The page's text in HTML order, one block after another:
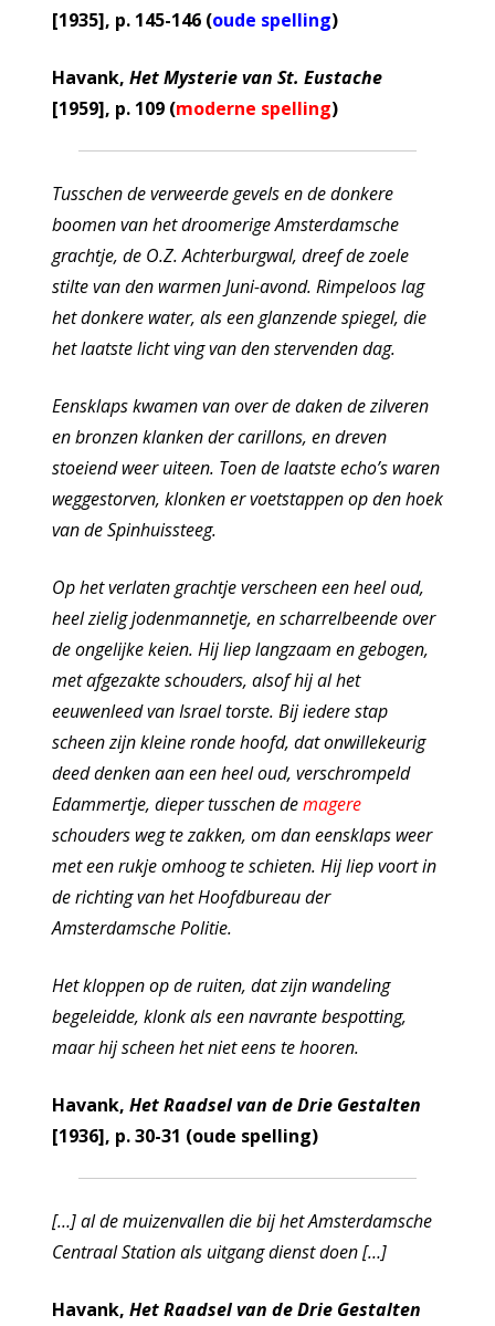
[1935], p. 145-146 (oude spelling)
Havank, Het Mysterie van St. Eustache
[1959], p. 109 (moderne spelling)
Tusschen de verweerde gevels en de donkere
boomen van het droomerige Amsterdamsche
grachtje, de O.Z. Achterburgwal, dreef de zoele
stilte van den warmen Juni-avond. Rimpeloos lag
het donkere water, als een glanzende spiegel, die
het laatste licht ving van den stervenden dag.
Eensklaps kwamen van over de daken de zilveren
en bronzen klanken der carillons, en dreven
stoeiend weer uiteen. Toen de laatste echo’s waren
weggestorven, klonken er voetstappen op den hoek
van de Spinhuissteeg.
Op het verlaten grachtje verscheen een heel oud,
heel zielig jodenmannetje, en scharrelbeende over
de ongelijke keien. Hij liep langzaam en gebogen,
met afgezakte schouders, alsof hij al het
eeuwenleed van Israel torste. Bij iedere stap
scheen zijn kleine ronde hoofd, dat onwillekeurig
deed denken aan een heel oud, verschrompeld
Edammertje, dieper tusschen demagere
schouders weg te zakken, om dan eensklaps weer
met een rukje omhoog te schieten. Hij liep voort in
de richting van het Hoofdbureau der
Amsterdamsche Politie.
Het kloppen op de ruiten, dat zijn wandeling
begeleidde, klonk als een navrante bespotting,
maar hij scheen het niet eens te hooren.
Havank, Het Raadsel van de Drie Gestalten
[1936], p. 30-31 (oude spelling)
[…] al de muizenvallen die bij het Amsterdamsche
Centraal Station als uitgang dienst doen […]
Havank, Het Raadsel van de Drie Gestalten